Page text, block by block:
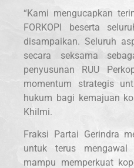
“Kami mengucapkan
FORKOPI beserta
disampaikan. Seluruh
secara seksama
penyusunan RUU
momentum strategis
hukum bagi kemajuan
Khilmi.
Fraksi Partai Gerindra
untuk terus
mampu memperkuat